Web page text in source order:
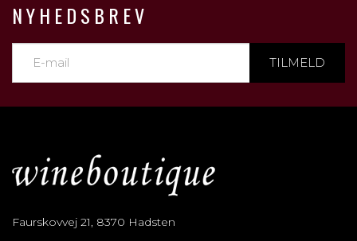
NYHEDSBREV
TILMELD
Faurskovvej 21, 8370 Hadsten